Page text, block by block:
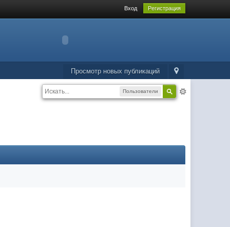
Вход Регистрация
Просмотр новых публикаций
Пользователи